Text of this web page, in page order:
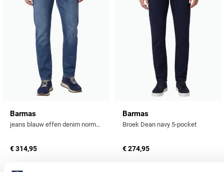
Barmas
jeans blauw effen denim normale fit
€ 314,95
Barmas
Broek Dean navy 5-pocket
€ 274,95